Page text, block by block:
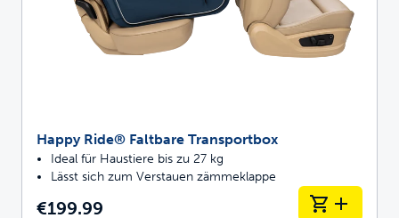
Happy Ride® Faltbare Transportbox
Ideal für Haustiere bis zu 27 kg
Lässt sich zum Verstauen zämmeklappe
€199.99